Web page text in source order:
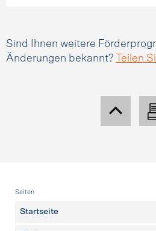
Sind Ihnen weitere
Änderungen bekannt?
Teilen
Fusszeile
Seiten
Startseite